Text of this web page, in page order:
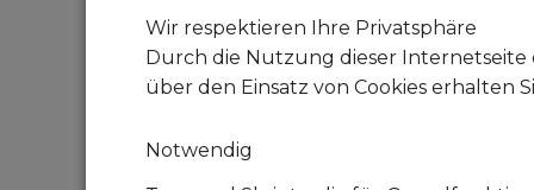
Für eine Katze wie Merle
Wir respektieren Ihre Privatsphäre
Durch die Nutzung dieser Internetseite
über den Einsatz von Cookies erhalten
Notwendig